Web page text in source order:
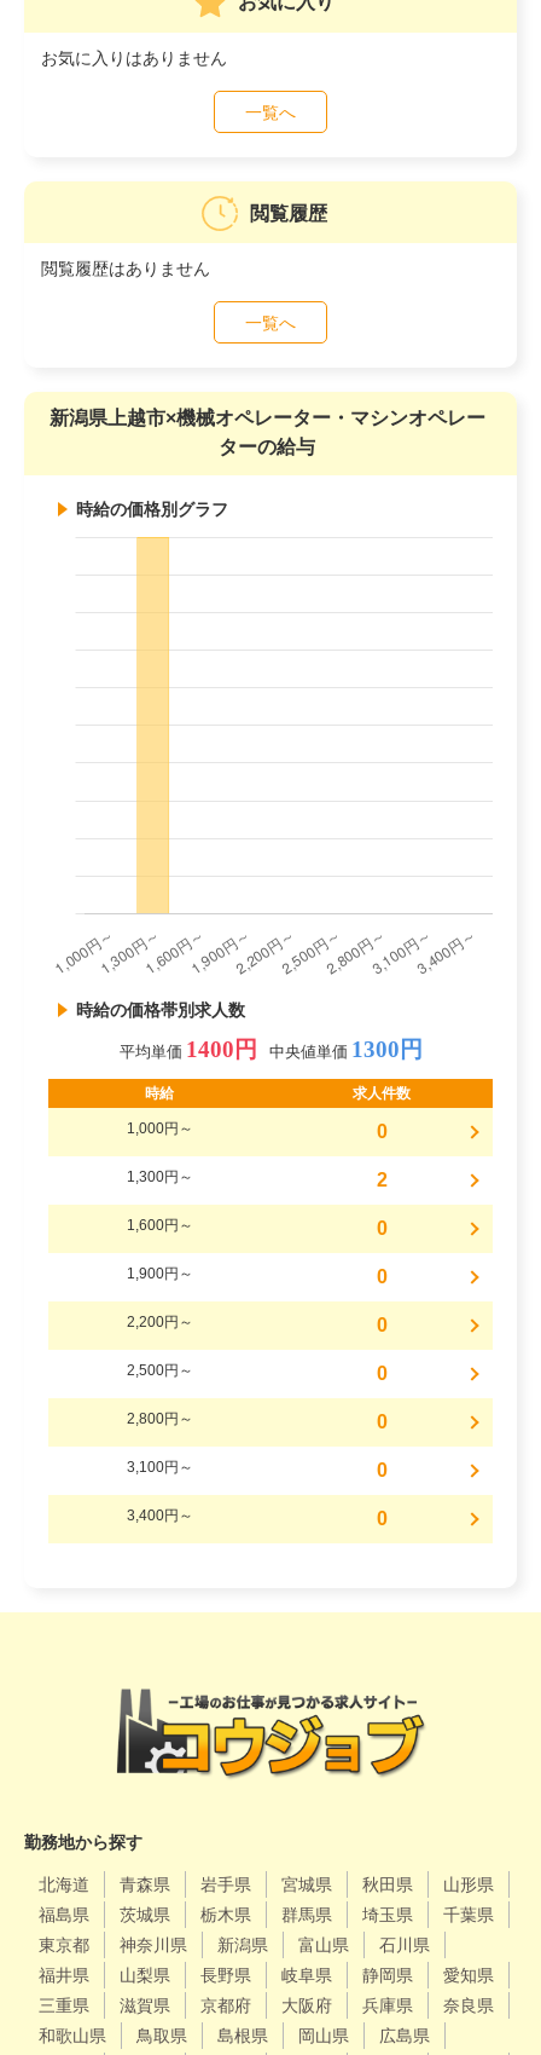
お気に入りはありません
一覧へ
閲覧履歴
閲覧履歴はありません
一覧へ
新潟県上越市×機械オペレーター・マシンオペレー
ターの給与
時給の価格別グラフ
時給の価格帯別求人数
平均単価 1400円 中央値単価 1300円
時給 求人件数
1,000円～ 0
1,300円～ 2
1,600円～ 0
1,900円～ 0
2,200円～ 0
2,500円～ 0
2,800円～ 0
3,100円～ 0
3,400円～ 0
勤務地から探す
北海道 青森県 岩手県 宮城県 秋田県
山形県
福島県
茨城県 栃木県 群馬県 埼玉県
千葉県
東京都
神奈川県 新潟県 富山県
石川県
福井県
山梨県 長野県 岐阜県 静岡県
愛知県
三重県
滋賀県 京都府 大阪府 兵庫県
奈良県
和歌山県
鳥取県 島根県 岡山県
広島県